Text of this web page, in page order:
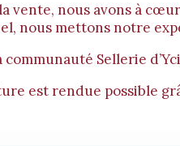
vente, nous avons à
nous mettons notre
communauté Sellerie
est rendue possible